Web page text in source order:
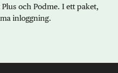
och Podme. I ett paket,
inloggning.